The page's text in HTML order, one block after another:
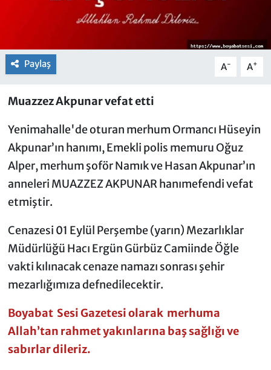
Paylaş A- A+
Muazzez Akpunar vefat etti
Yenimahalle'de oturan merhum Ormancı Hüseyin
Akpunar’ın hanımı, Emekli polis memuru Oğuz
Alper, merhum şoför Namık ve Hasan Akpunar’ın
anneleri MUAZZEZ AKPUNAR hanımefendi vefat
etmiştir.
Cenazesi 01 Eylül Perşembe (yarın) Mezarlıklar
Müdürlüğü Hacı Ergün Gürbüz Camiinde Öğle
vakti kılınacak cenaze namazı sonrası şehir
mezarlığımıza defnedilecektir.
Boyabat Sesi Gazetesi olarak merhuma
Allah’tan rahmet yakınlarına baş sağlığı ve
sabırlar dileriz.